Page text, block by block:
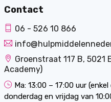
Contact
06 - 526 10 866
Groenstraat 117 B, 5021
Academy)
Ma: 13:00 – 17:00 uur
donderdag en vrijdag van